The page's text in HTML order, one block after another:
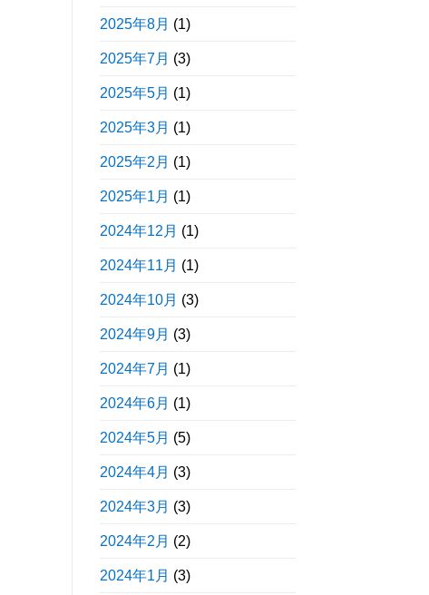
2025年8月 (1)
2025年7月 (3)
2025年5月 (1)
2025年3月 (1)
2025年2月 (1)
2025年1月 (1)
2024年12月 (1)
2024年11月 (1)
2024年10月 (3)
2024年9月 (3)
2024年7月 (1)
2024年6月 (1)
2024年5月 (5)
2024年4月 (3)
2024年3月 (3)
2024年2月 (2)
2024年1月 (3)